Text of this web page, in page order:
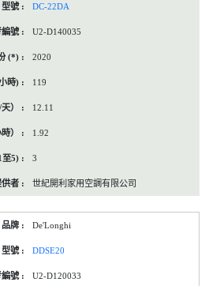
DC-22DA
U2-D140035
2020
119
12.11
1.92
3
世紀開利家用空調有限公司
De'Longhi
DDSE20
U2-D120033